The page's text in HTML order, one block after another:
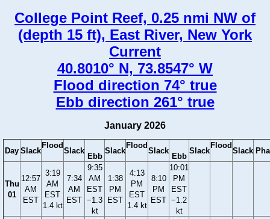
College Point Reef, 0.25 nmi NW of
(depth 15 ft), East River, New York
Current
40.8010° N, 73.8547° W
Flood direction 74° true
Ebb direction 261° true
January 2026
Day Slack
Flood
Slack
Ebb
Slack
Flood
Slack
Ebb
Slack
Flood
Slack
Thu
01
12:57
AM
EST
3:19
AM
EST
1.4 kt
7:34
AM
EST
9:35
AM
EST
−1.3
kt
1:38
PM
EST
4:13
PM
EST
1.4 kt
8:10
PM
EST
10:01
PM
EST
−1.2
kt